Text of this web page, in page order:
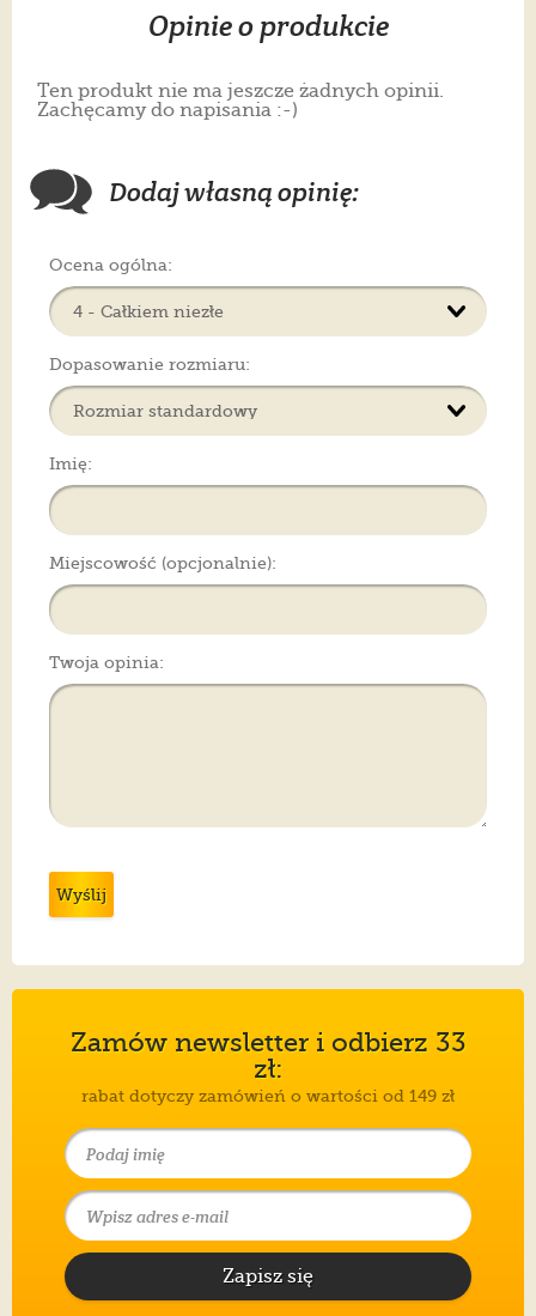
Opinie o produkcie
Ten produkt nie ma jeszcze żadnych opinii.
Zachęcamy do napisania :-)
Dodaj własną opinię:
Ocena ogólna:
Dopasowanie rozmiaru:
Imię:
Miejscowość (opcjonalnie):
Twoja opinia:
Wyślij
Zamów newsletter i odbierz 33
zł:
rabat dotyczy zamówień o wartości od 149 zł
Zapisz się